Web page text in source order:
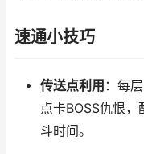
速通小技巧
传送点利用 ：每
点卡BOSS仇恨
斗时间。